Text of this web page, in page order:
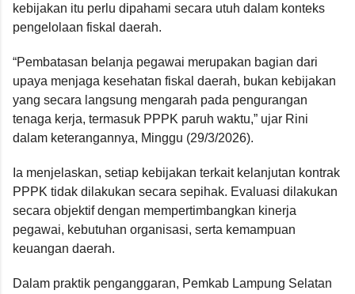
kebijakan itu perlu dipahami secara utuh dalam konteks
pengelolaan fiskal daerah.
“Pembatasan belanja pegawai merupakan bagian dari
upaya menjaga kesehatan fiskal daerah, bukan kebijakan
yang secara langsung mengarah pada pengurangan
tenaga kerja, termasuk PPPK paruh waktu,” ujar Rini
dalam keterangannya, Minggu (29/3/2026).
Ia menjelaskan, setiap kebijakan terkait kelanjutan kontrak
PPPK tidak dilakukan secara sepihak. Evaluasi dilakukan
secara objektif dengan mempertimbangkan kinerja
pegawai, kebutuhan organisasi, serta kemampuan
keuangan daerah.
Dalam praktik penganggaran, Pemkab Lampung Selatan